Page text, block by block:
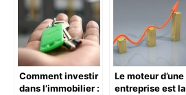
Comment investir
dans l’immobilier :
Le moteur d’une
entreprise est la